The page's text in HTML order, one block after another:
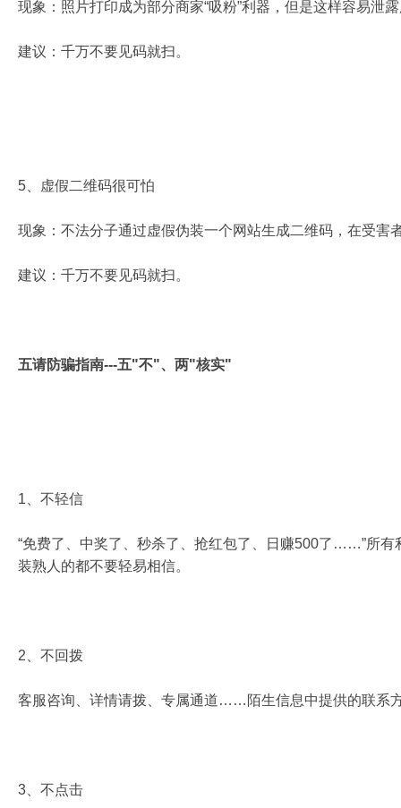
现象：照片打印成为部分商家“吸粉”利器，但是这样容易泄
建议：千万不要见码就扫。
5、虚假二维码很可怕
现象：不法分子通过虚假伪装一个网站生成二维码，在受
建议：千万不要见码就扫。
五请防骗指南---五"不"、两"核实"
1、不轻信
“免费了、中奖了、秒杀了、抢红包了、日赚500了……”所
装熟人的都不要轻易相信。
2、不回拨
客服咨询、详情请拨、专属通道……陌生信息中提供的联系
3、不点击